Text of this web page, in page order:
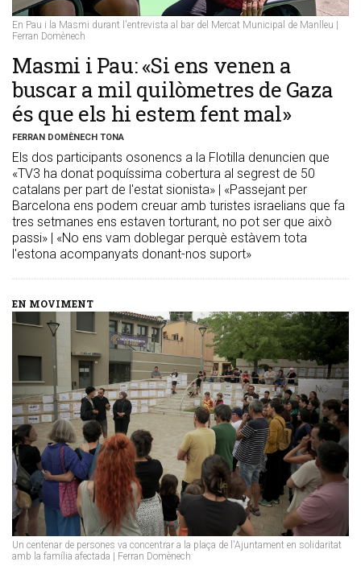
En Pau i la Masmi durant l'entrevista al bar del Mercat Municipal de Manlleu |
Ferran Domènech
​Masmi i Pau: «Si ens venen a
buscar a mil quilòmetres de Gaza
és que els hi estem fent mal»
FERRAN DOMÈNECH TONA
Els dos participants osonencs a la Flotilla denuncien que
«TV3 ha donat poquíssima cobertura al segrest de 50
catalans per part de l'estat sionista» | «Passejant per
Barcelona ens podem creuar amb turistes israelians que fa
tres setmanes ens estaven torturant, no pot ser que això
passi» | «No ens vam doblegar perquè estàvem tota
l'estona acompanyats donant-nos suport»
EN MOVIMENT
Un centenar de persones va concentrar a la plaça de l'Ajuntament en solidaritat
amb la família afectada | Ferran Domènech